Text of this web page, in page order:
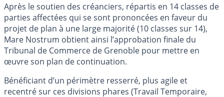
Après le soutien des créanciers, répartis en 14 classes de
parties affectées qui se sont prononcées en faveur du
projet de plan à une large majorité (10 classes sur 14),
Mare Nostrum obtient ainsi l’approbation finale du
Tribunal de Commerce de Grenoble pour mettre en
œuvre son plan de continuation.
Bénéficiant d’un périmètre resserré, plus agile et
recentré sur ces divisions phares (Travail Temporaire,